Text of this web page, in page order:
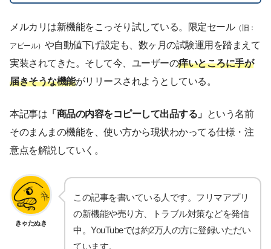
メルカリは新機能をこっそり試している。限定セール（旧：
アピール） や自動値下げ設定も、数ヶ月の試験運用を踏まえて
実装されてきた。そして今、ユーザーの痒いところに手が
届きそうな機能がリリースされようとしている。
本記事は 「商品の内容をコピーして出品する」 という名前
そのまんまの機能を、使い方から現状わかってる仕様・注
意点を解説していく。
きゃたぬき
この記事を書いている人です。フリマアプリ
の新機能や売り方、トラブル対策などを発信
中。YouTubeでは約2万人の方に登録いただい
ています。